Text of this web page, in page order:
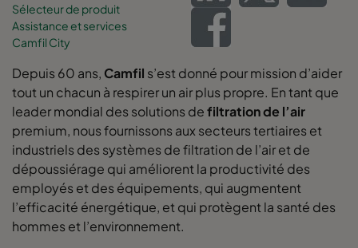
0160 592x490x370-12 ePM1 60% F7
0160 592x287x370-12 ePM1 60% F7
0160 287x592x370-6
0160 592x892x370-12 ePM1 60% F7
0160 490x892x370-10
Sélecteur de produit
Assistance et services
Camfil City
Depuis 60 ans, Camfil s’est donné pour mission d’aider
tout un chacun à respirer un air plus propre. En tant que
leader mondial des solutions defiltration de l’air
premium, nous fournissons aux secteurs tertiaires et
industriels des systèmes de filtration de l’air et de
dépoussiérage qui améliorent la productivité des
employés et des équipements, qui augmentent
l’efficacité énergétique, et qui protègent la santé des
hommes et l’environnement.